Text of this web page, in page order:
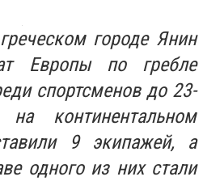
городе Янин
Европы по гребле
спортсменов до 23-
континентальном
9 экипажей, а
одного из них стали